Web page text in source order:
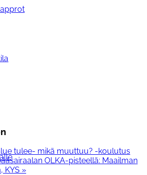
tulee- mikä muuttuu? -koulutus
OLKA-pisteellä: Maailman
KYS »